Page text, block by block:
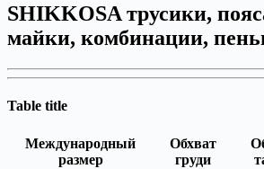
SHIKKOSA трусики,
майки, комбинации,
Table title
Международный
размер
Обхват
груди